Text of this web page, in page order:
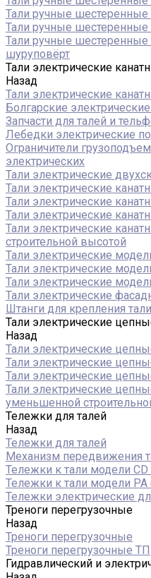
Тали ручные
Тали ручные
Тали ручные
шуруповёрт
Тали электрические
Назад
Тали электрические
Болгарские
Запчасти для талей и
Лебедки электрические
Ограничители
электрических
Тали электрические
Тали электрические
Тали электрические
Тали электрические
Тали электрические
строительной высотой
Тали электрические
Тали электрические
Тали электрические
Тали электрические
Штанги для крепления
Тали электрические
Назад
Тали электрические
Тали электрические
Тали электрические
Тали электрические
уменьшенной
Тележки для талей
Назад
Тележки для талей
Механизм передвижения
Тележки к тали модели
Тележки к тали модели РА
Тележки электрические
Треноги перегрузочные
Назад
Треноги перегрузочные
Треноги перегрузочные ТП
Гидравлический и